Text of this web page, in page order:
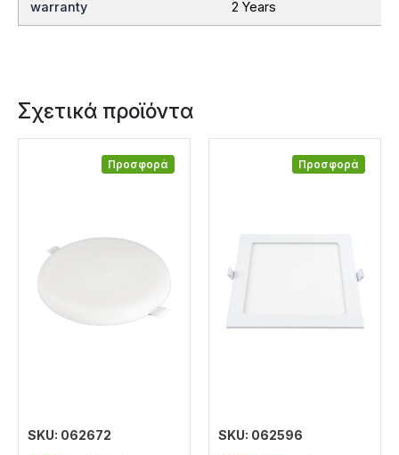
warranty 2 Years
Σχετικά προϊόντα
Προσφορά
SKU: 062672
Προσφορά
SKU: 062596